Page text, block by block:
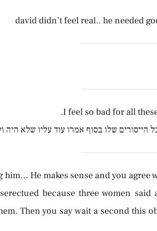
david didn’t feel real.. he needed
I feel so bad for all
הייסורים שלו בסוף אמרו עוד עליו שלא היה
him… He makes sense and you agree
because three women
Then you say wait a second this